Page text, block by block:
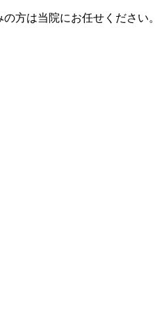
方は当院にお任せください。